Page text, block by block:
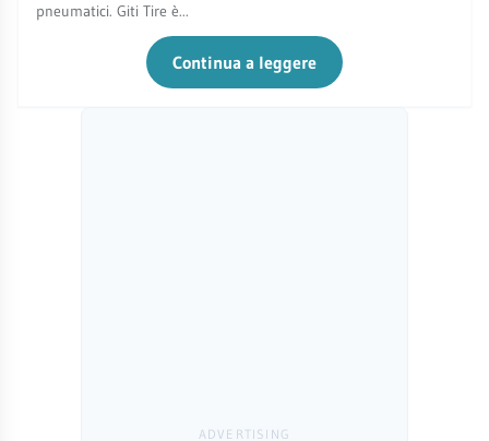
pneumatici. Giti Tire è...
Continua a leggere